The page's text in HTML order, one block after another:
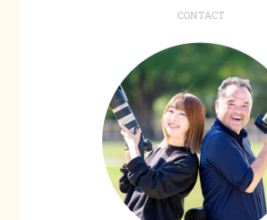
CONTACT